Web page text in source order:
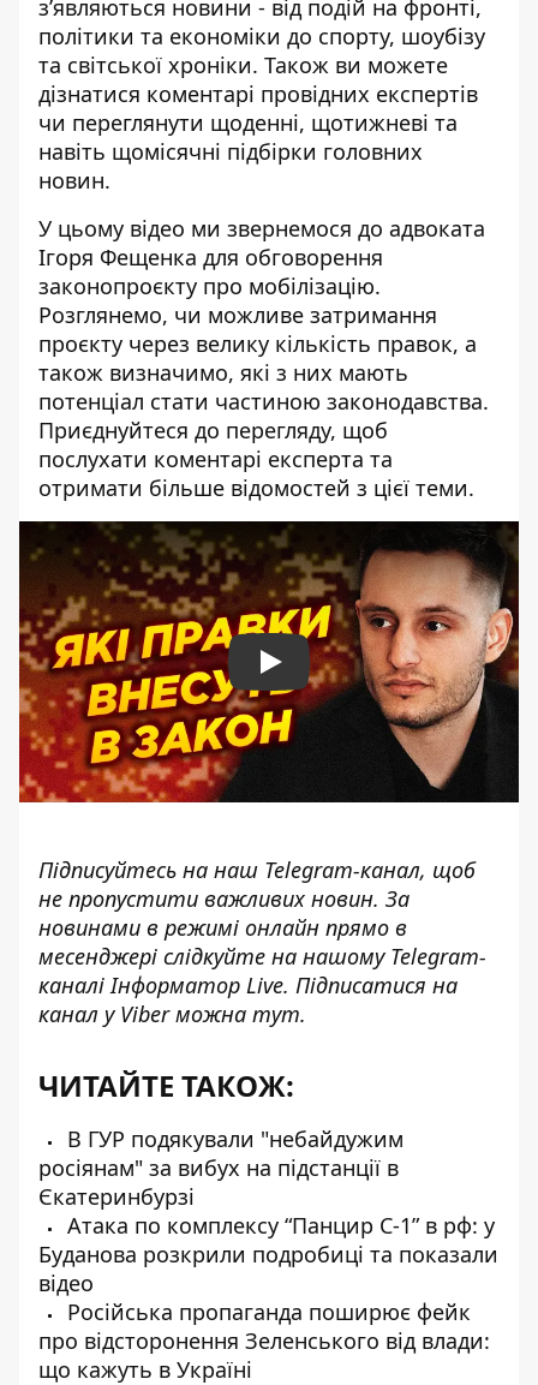
зʼявляються новини - від подій на фронті,
політики та економіки до спорту, шоубізу
та світської хроніки. Також ви можете
дізнатися коментарі провідних експертів
чи переглянути щоденні, щотижневі та
навіть щомісячні підбірки головних
новин.
У цьому відео ми звернемося до адвоката
Ігоря Фещенка для обговорення
законопроєкту про мобілізацію.
Розглянемо, чи можливе затримання
проєкту через велику кількість правок, а
також визначимо, які з них мають
потенціал стати частиною законодавства.
Приєднуйтеся до перегляду, щоб
послухати коментарі експерта та
отримати більше відомостей з цієї теми.
Play
Підписуйтесь на наш Telegram-канал, щоб
не пропустити важливих новин. За
новинами в режимі онлайн прямо в
месенджері слідкуйте на нашому Telegram-
каналіІнформатор Live. Підписатися на
канал у Viber можна тут.
ЧИТАЙТЕ ТАКОЖ:
В ГУР подякували "небайдужим
росіянам" за вибух на підстанції в
Єкатеринбурзі
Атака по комплексу “Панцир С-1” в рф: у
Буданова розкрили подробиці та показали
відео
Російська пропаганда поширює фейк
про відсторонення Зеленського від влади:
що кажуть в Україні